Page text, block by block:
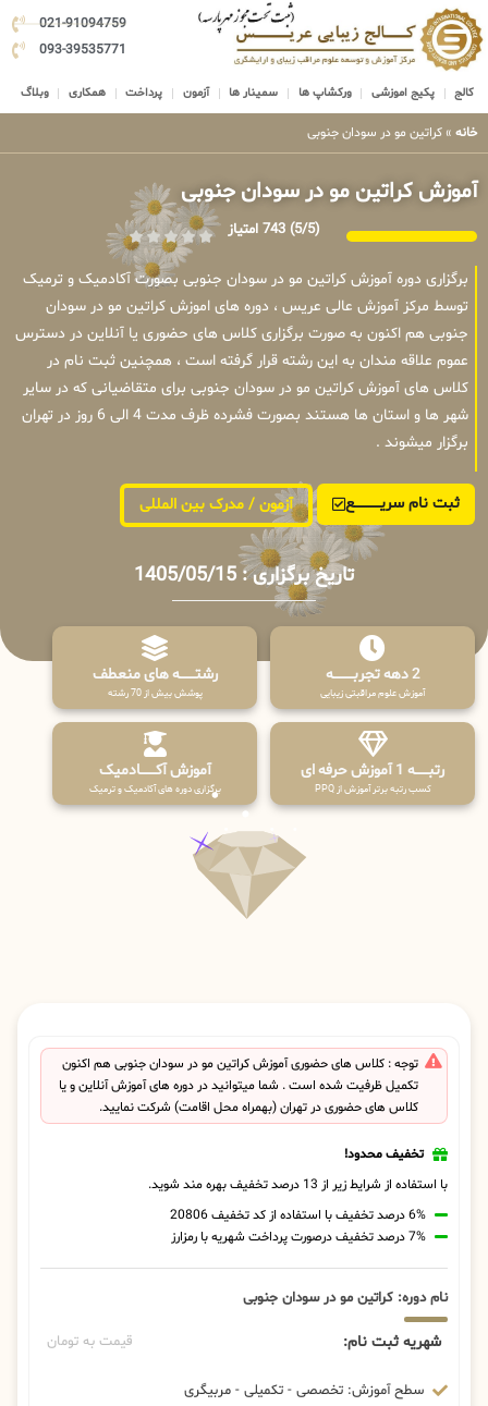
021-91094759
093-39535771
کالج پکیج اموزشی ورکشاپ ها سمینار ها آزمون پرداخت همکاری وبلاگ
خانه » کراتین مو در سودان جنوبی
آموزش کراتین مو در سودان جنوبی
(5/5) 743 امتیاز
برگزاری دوره آموزش کراتین مو در سودان جنوبی بصورت آکادمیک و ترمیک
توسط مرکز آموزش عالی عریس ، دوره های اموزش کراتین مو در سودان
جنوبی هم اکنون به صورت برگزاری کلاس های حضوری یا آنلاین در دسترس
عموم علاقه مندان به این رشته قرار گرفته است ، همچنین ثبت نام در
کلاس های آموزش کراتین مو در سودان جنوبی برای متقاضیانی که در سایر
شهر ها و استان ها هستند بصورت فشرده ظرف مدت 4 الی 6 روز در تهران
برگزار میشوند .
ثبت نام سریــــــــــــع آزمون / مدرک بین المللی
تاریخ برگزاری : 1405/05/15
2 دهه تجربـــــــــه
آموزش علوم مراقبتی زیبایی
رشتـــــــه های منعطف
پوشش بیش از 70 رشته
رتبــــــه 1 آموزش حرفه ای
کسب رتبه برتر آموزش از PPQ
آموزش آکـــــــادمیک
برگزاری دوره های آکادمیک و ترمیک
توجه : کلاس های حضوری آموزش کراتین مو در سودان جنوبی هم اکنون
تکمیل ظرفیت شده است . شما میتوانید در دوره های آموزش آنلاین و یا
کلاس های حضوری در تهران (بهمراه محل اقامت) شرکت نمایید.
تخفیف محدود!
با استفاده از شرایط زیر از 13 درصد تخفیف بهره مند شوید.
6% درصد تخفیف با استفاده از کد تخفیف 20806
7% درصد تخفیف درصورت پرداخت شهریه با رمزارز
نام دوره: کراتین مو در سودان جنوبی
شهریه ثبت نام: قیمت به تومان
سطح آموزش: تخصصی - تکمیلی - مربیگری